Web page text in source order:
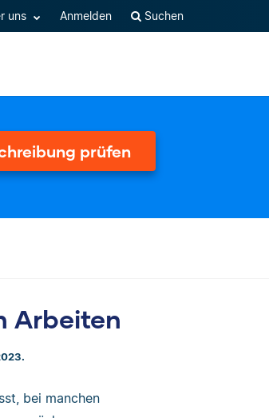
uns Anmelden Suchen
prüfen
Arbeiten
bei manchen